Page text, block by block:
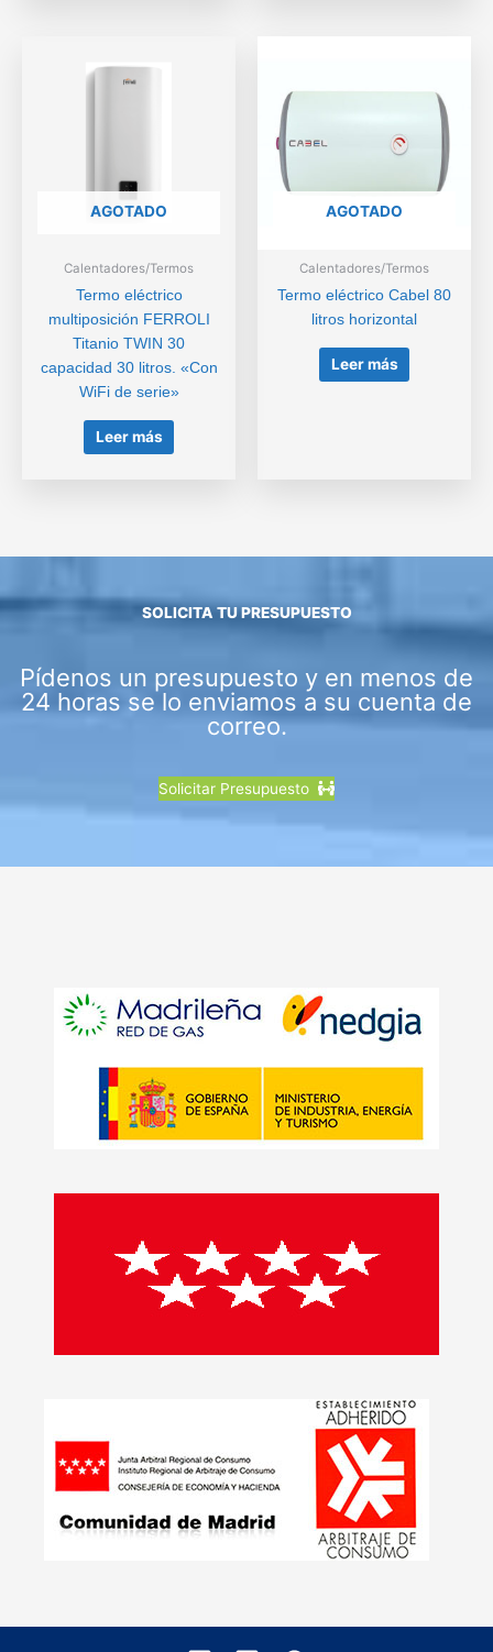
AGOTADO
Calentadores/Termos
Termo eléctrico
multiposición FERROLI
Titanio TWIN 30
capacidad 30 litros. «Con
WiFi de serie»
Leer más
AGOTADO
Calentadores/Termos
Termo eléctrico Cabel 80
litros horizontal
Leer más
SOLICITA TU PRESUPUESTO
Pídenos un presupuesto y en menos de
24 horas se lo enviamos a su cuenta de
correo.
Solicitar Presupuesto